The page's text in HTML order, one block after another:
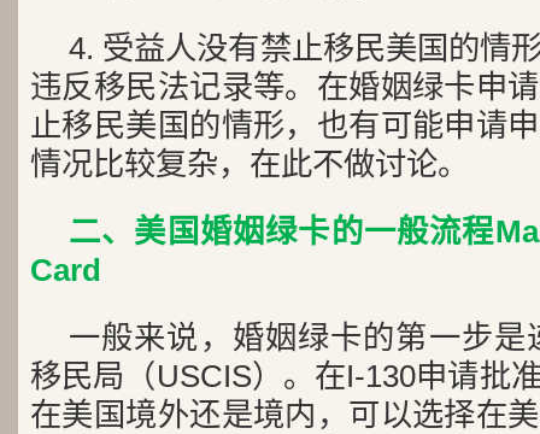
4. 受益人没有禁止移民美国的情
违反移民法记录等。在婚姻绿卡申
止移民美国的情形，也有可能申请
情况比较复杂，在此不做讨论。
二、美国婚姻绿卡的一般流程
Card
一般来说，婚姻绿卡的第一步是
移民局（USCIS）。在I-130申请批
在美国境外还是境内，可以选择在